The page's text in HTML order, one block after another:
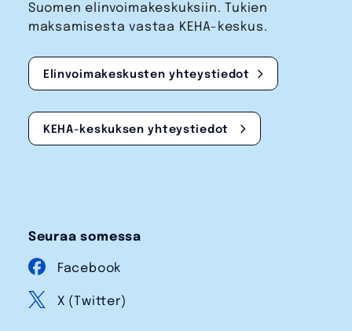
Suomen elinvoimakeskuksiin. Tukien
maksamisesta vastaa KEHA-keskus.
Elinvoimakeskusten yhteystiedot
KEHA-keskuksen yhteystiedot
Seuraa somessa
Facebook
X (Twitter)